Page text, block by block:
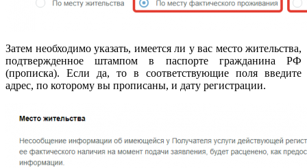
Затем необходимо указать, имеется ли у вас место жительства,
подтвержденное штампом в паспорте гражданина РФ
(прописка). Если да, то в соответствующие поля введите
адрес, по которому вы прописаны, и дату регистрации.